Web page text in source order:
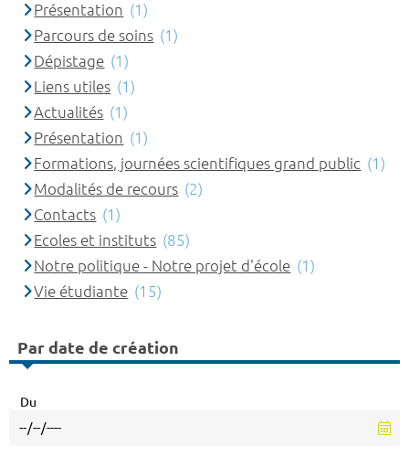
Présentation (1)
Parcours de soins (1)
Dépistage (1)
Liens utiles (1)
Actualités (1)
Présentation (1)
Formations, journées scientifiques grand public (1)
Modalités de recours (2)
Contacts (1)
Ecoles et instituts (85)
Notre politique - Notre projet d'école (1)
Vie étudiante (15)
Par date de création
Du